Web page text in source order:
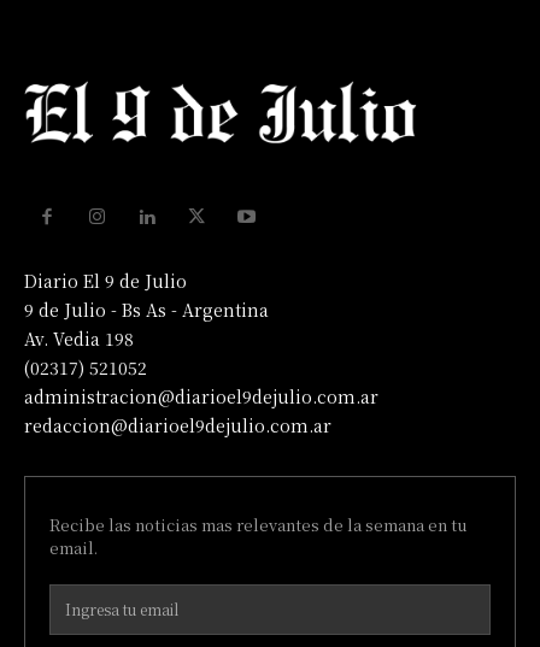
Diario El 9 de Julio
9 de Julio - Bs As - Argentina
Av. Vedia 198
(02317) 521052
administracion@diarioel9dejulio.com.ar
redaccion@diarioel9dejulio.com.ar
Recibe las noticias mas relevantes de la semana en tu
email.